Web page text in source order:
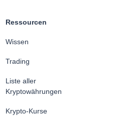
Ressourcen
Wissen
Trading
Liste aller
Kryptowährungen
Krypto-Kurse